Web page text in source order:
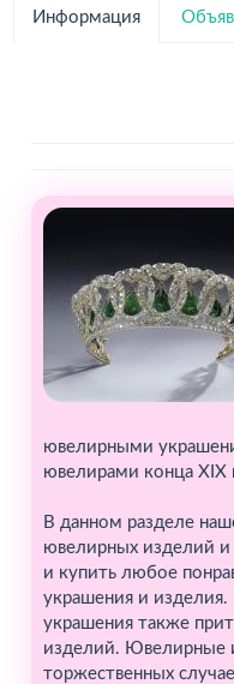
Информация
ювелирными
ювелирами конца ХIХ
В данном разделе
ювелирных изделий и
и купить любое
украшения и
украшения также
изделий. Ювелирные
торжественных